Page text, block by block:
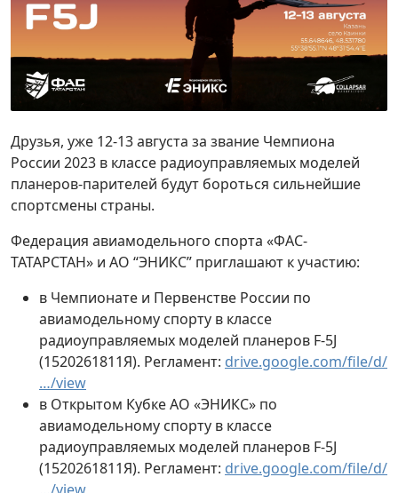
Друзья, уже 12-13 августа за звание Чемпиона
России 2023 в классе радиоуправляемых моделей
планеров-парителей будут бороться сильнейшие
спортсмены страны.
Федерация авиамодельного спорта «ФАС-
ТАТАРСТАН» и АО “ЭНИКС” приглашают к участию:
в Чемпионате и Первенстве России по
авиамодельному спорту в классе
радиоуправляемых моделей планеров F-5J
(1520261811Я). Регламент: drive.google.com/file/d/
…/view
в Открытом Кубке АО «ЭНИКС» по
авиамодельному спорту в классе
радиоуправляемых моделей планеров F-5J
(1520261811Я). Регламент: drive.google.com/file/d/